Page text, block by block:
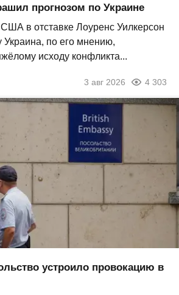
прогнозом по Украине
в отставке Лоуренс Уилкерсон
Украина, по его мнению,
исходу конфликта...
3 авг 2026 4 303
устроило провокацию в